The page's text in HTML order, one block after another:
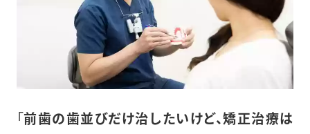
「前歯の歯並びだけ治したいけど、矯正治療は